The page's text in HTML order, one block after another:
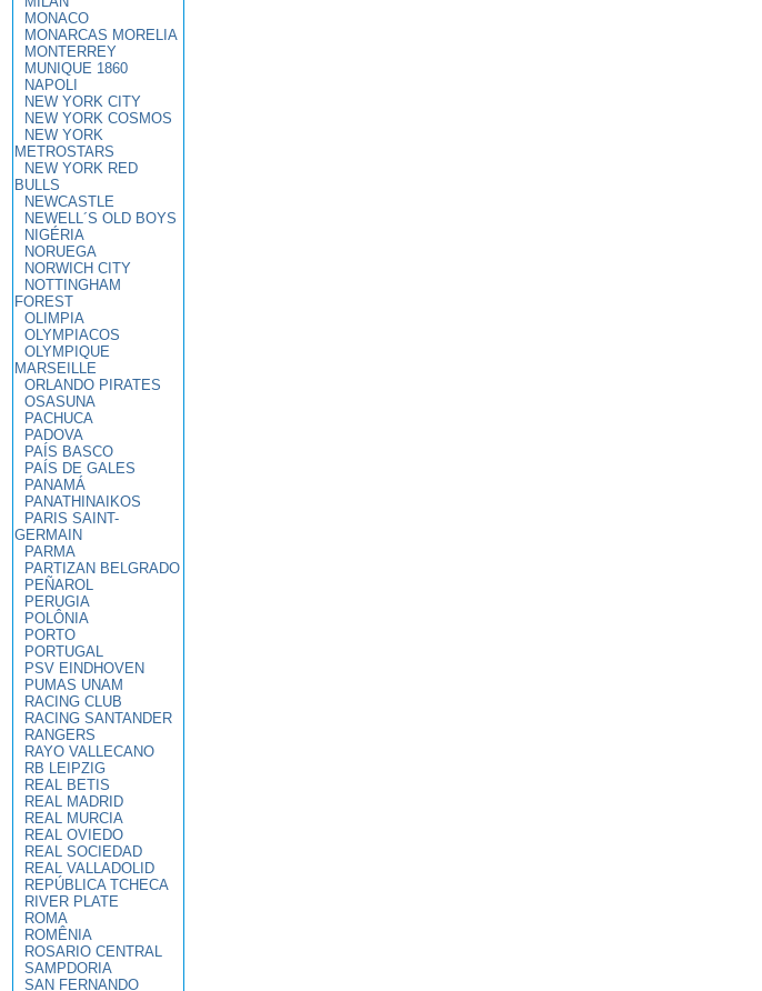
MONACO
MONARCAS MORELIA
MONTERREY
MUNIQUE 1860
NAPOLI
NEW YORK CITY
NEW YORK COSMOS
NEW YORK
METROSTARS
NEW YORK RED
BULLS
NEWCASTLE
NEWELL´S OLD BOYS
NIGÉRIA
NORUEGA
NORWICH CITY
NOTTINGHAM
FOREST
OLIMPIA
OLYMPIACOS
OLYMPIQUE
MARSEILLE
ORLANDO PIRATES
OSASUNA
PACHUCA
PADOVA
PAÍS BASCO
PAÍS DE GALES
PANAMÁ
PANATHINAIKOS
PARIS SAINT-
GERMAIN
PARMA
PARTIZAN BELGRADO
PEÑAROL
PERUGIA
POLÔNIA
PORTO
PORTUGAL
PSV EINDHOVEN
PUMAS UNAM
RACING CLUB
RACING SANTANDER
RANGERS
RAYO VALLECANO
RB LEIPZIG
REAL BETIS
REAL MADRID
REAL MURCIA
REAL OVIEDO
REAL SOCIEDAD
REAL VALLADOLID
REPÚBLICA TCHECA
RIVER PLATE
ROMA
ROMÊNIA
ROSARIO CENTRAL
SAMPDORIA
SAN FERNANDO